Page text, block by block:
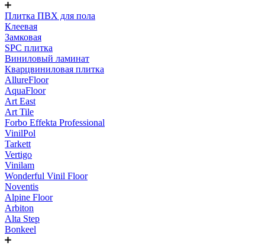
Плитка ПВХ для пола
Клеевая
Замковая
SPC плитка
Виниловый ламинат
Кварцвиниловая плитка
AllureFloor
AquaFloor
Art East
Art Tile
Forbo Effekta Professional
VinilPol
Tarkett
Vertigo
Vinilam
Wonderful Vinil Floor
Noventis
Alpine Floor
Arbiton
Alta Step
Bonkeel